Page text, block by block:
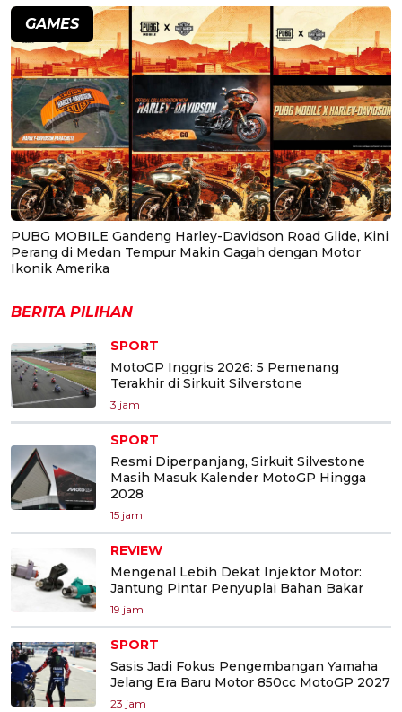
GAMES
PUBG MOBILE Gandeng Harley-Davidson Road Glide, Kini
Perang di Medan Tempur Makin Gagah dengan Motor
Ikonik Amerika
BERITA PILIHAN
SPORT
MotoGP Inggris 2026: 5 Pemenang
Terakhir di Sirkuit Silverstone
3 jam
SPORT
Resmi Diperpanjang, Sirkuit Silvestone
Masih Masuk Kalender MotoGP Hingga
2028
15 jam
REVIEW
Mengenal Lebih Dekat Injektor Motor:
Jantung Pintar Penyuplai Bahan Bakar
19 jam
SPORT
Sasis Jadi Fokus Pengembangan Yamaha
Jelang Era Baru Motor 850cc MotoGP 2027
23 jam